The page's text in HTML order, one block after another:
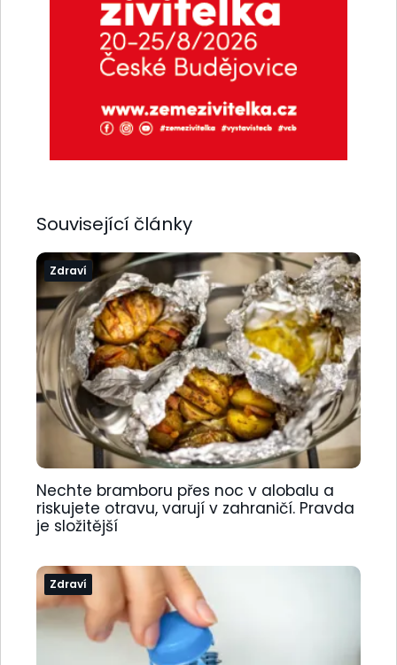
Související články
Zdraví
Nechte bramboru přes noc v alobalu a
riskujete otravu, varují v zahraničí. Pravda
je složitější
Zdraví